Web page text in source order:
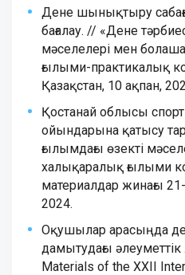
Дене шынықтыру
бағалау. // «Дене
мәселелері мен
ғылыми-практикалық
Қазақстан, 10 ақпан,
Қостанай облысы
ойындарына қатысу
ғылымдағы өзекті
халықаралық ғылыми
материалдар жинағы
2024.
Оқушылар арасыңда
дамытудағы
Materials of the XXII